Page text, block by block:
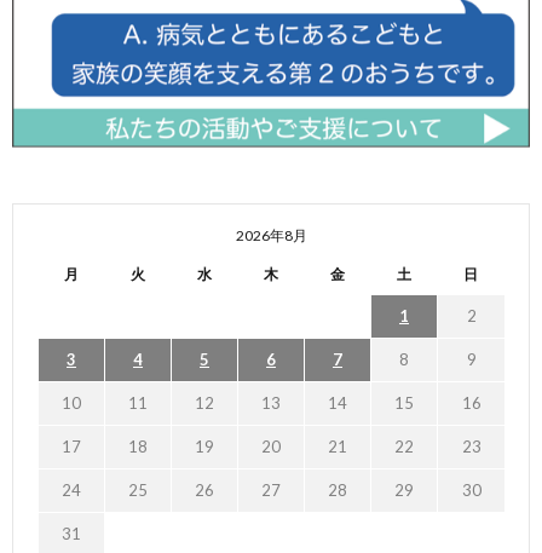
2026年8月
月 火 水 木 金 土 日
1 2
3 4 5 6 7 8 9
10 11 12 13 14 15 16
17 18 19 20 21 22 23
24 25 26 27 28 29 30
31